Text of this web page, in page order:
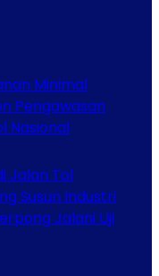
Minimal
Pengawasan
Nasional
Jalan Tol
Susun Industri
Jalani Uji